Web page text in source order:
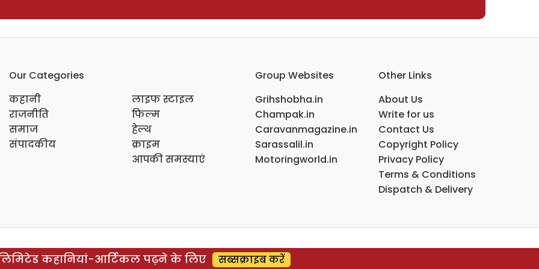
Our Categories
कहानी
राजनीति
समाज
संपादकीय
लाइफ स्टाइल
फिल्म
हेल्थ
क्राइम
आपकी समस्याएं
Group Websites
Grihshobha.in
Champak.in
Caravanmagazine.in
Sarassalil.in
Motoringworld.in
Other Links
About Us
Write for us
Contact Us
Copyright Policy
Privacy Policy
Terms & Conditions
Dispatch & Delivery
कहानियां-आर्टिकल पढ़ने के लिए सब्सक्राइब करें